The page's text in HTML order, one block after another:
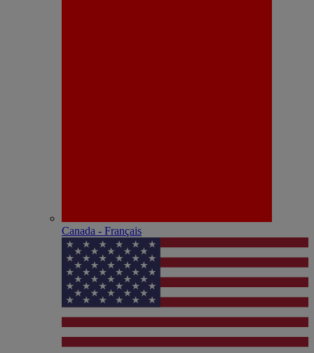
Canada - Français